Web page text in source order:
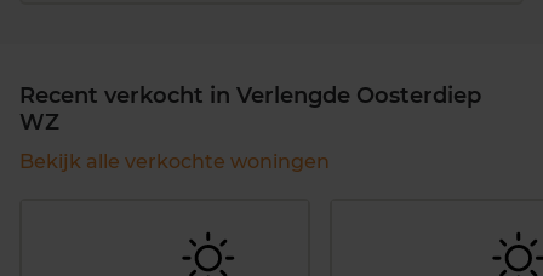
Recent verkocht in Verlengde Oosterdiep
WZ
Bekijk alle verkochte woningen